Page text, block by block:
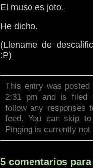
El muso es joto.
He dicho.
(Llename de
:P)
This entry was
2:31 pm and is filed
follow any responses
feed. You can skip
Pinging is currently not
5 comentarios